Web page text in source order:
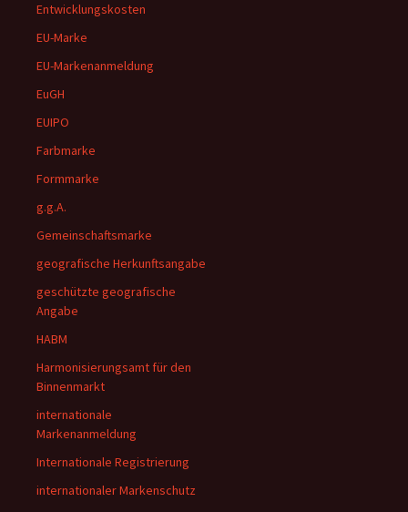
Entwicklungskosten
EU-Marke
EU-Markenanmeldung
EuGH
EUIPO
Farbmarke
Formmarke
g.g.A.
Gemeinschaftsmarke
geografische Herkunftsangabe
geschützte geografische
Angabe
HABM
Harmonisierungsamt für den
Binnenmarkt
internationale
Markenanmeldung
Internationale Registrierung
internationaler Markenschutz